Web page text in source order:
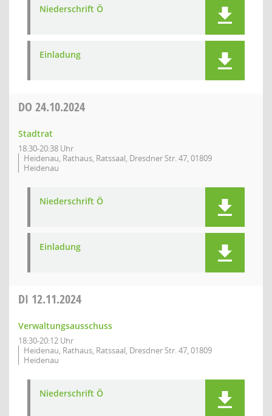
Niederschrift Ö
Einladung
DO 24.10.2024
Stadtrat
18:30-20:38 Uhr
Heidenau, Rathaus, Ratssaal, Dresdner Str. 47, 01809
Heidenau
Niederschrift Ö
Einladung
DI 12.11.2024
Verwaltungsausschuss
18:30-20:12 Uhr
Heidenau, Rathaus, Ratssaal, Dresdner Str. 47, 01809
Heidenau
Niederschrift Ö